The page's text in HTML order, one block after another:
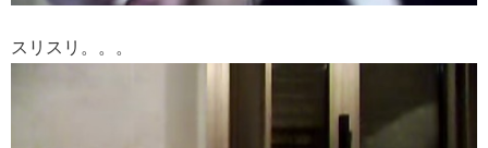
スリスリ。。。